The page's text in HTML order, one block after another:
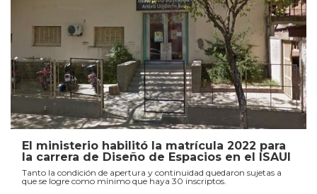
El ministerio habilitó la matrícula 2022 para
la carrera de Diseño de Espacios en el ISAUI
Tanto la condición de apertura y continuidad quedaron sujetas a
que se logre como mínimo que haya 30 inscriptos.